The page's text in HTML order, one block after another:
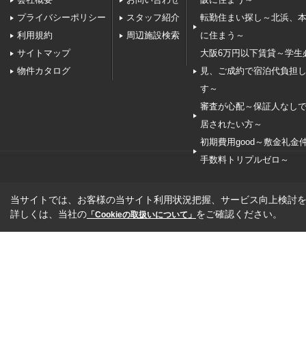
プライバシーポリシー
利用規約
サイトマップ
物件カタログ
スタッフ紹介
周辺施設検索
転勤住まい探し～北浜、
に住まう～
大阪6万円以下賃貸～学生
見、ご成約で宿泊代負担
す～
審査が心配～保証人なし
居されたい方～
初期費用good～敷金礼金
手数料トリプルゼロ～
当サイトでは、お客様の当サイト利用状況把握、サービス向上検討
詳しくは、当社の 「Cookieの取扱いについて」 をご確認ください。